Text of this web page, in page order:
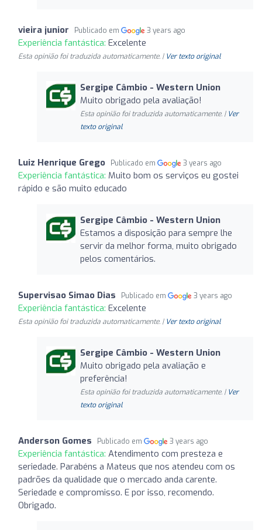
vieira junior Publicado em 3 years ago
Experiência fantástica: Excelente
Esta opinião foi traduzida automaticamente. | Ver texto original
Sergipe Câmbio - Western Union
Muito obrigado pela avaliação!
Esta opinião foi traduzida automaticamente. | Ver
texto original
Luiz Henrique Grego Publicado em 3 years ago
Experiência fantástica: Muito bom os serviços eu gostei
rápido e são muito educado
Sergipe Câmbio - Western Union
Estamos a disposição para sempre lhe
servir da melhor forma, muito obrigado
pelos comentários.
Supervisao Simao Dias Publicado em 3 years ago
Experiência fantástica: Excelente
Esta opinião foi traduzida automaticamente. | Ver texto original
Sergipe Câmbio - Western Union
Muito obrigado pela avaliação e
preferência!
Esta opinião foi traduzida automaticamente. | Ver
texto original
Anderson Gomes Publicado em 3 years ago
Experiência fantástica: Atendimento com presteza e
seriedade. Parabéns a Mateus que nos atendeu com os
padrões da qualidade que o mercado anda carente.
Seriedade e compromisso. E por isso, recomendo.
Obrigado.